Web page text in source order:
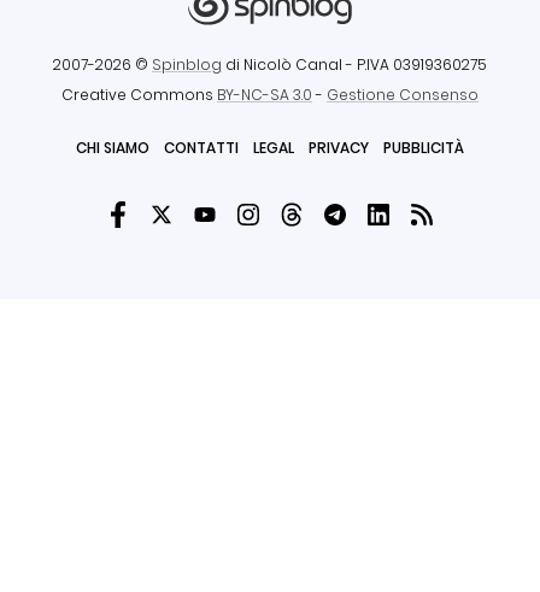
2007-2026 © Spinblog di Nicolò Canal - P.IVA 03919360275
Creative Commons BY-NC-SA 3.0- Gestione Consenso
CHI SIAMO CONTATTI LEGAL PRIVACY PUBBLICITÀ